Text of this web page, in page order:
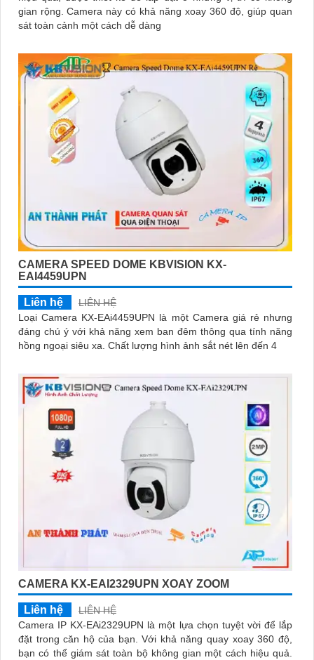
gian rộng. Camera này có khả năng xoay 360 độ, giúp quan
sát toàn cảnh một cách dễ dàng
CAMERA SPEED DOME KBVISION KX-
EAI4459UPN
Liên hệ
LIÊN HỆ
Loại Camera KX-EAi4459UPN là một Camera giá rẻ nhưng
đáng chú ý với khả năng xem ban đêm thông qua tính năng
hồng ngoại siêu xa. Chất lượng hình ảnh sắt nét lên đến 4
CAMERA KX-EAI2329UPN XOAY ZOOM
Liên hệ
LIÊN HỆ
Camera IP KX-EAi2329UPN là một lựa chọn tuyệt vời để lắp
đặt trong căn hộ của bạn. Với khả năng quay xoay 360 độ,
bạn có thể giám sát toàn bộ không gian một cách hiệu quả.